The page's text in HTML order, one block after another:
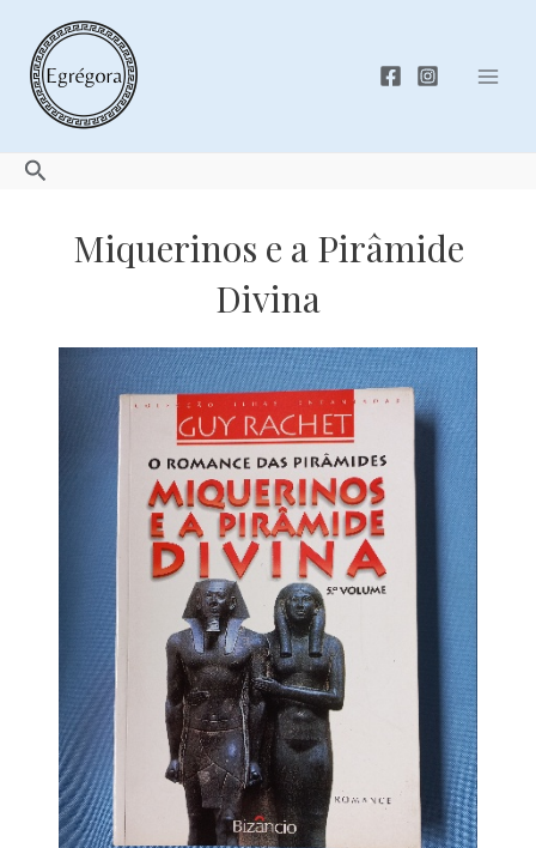
content
Search
Miquerinos e a Pirâmide
Divina